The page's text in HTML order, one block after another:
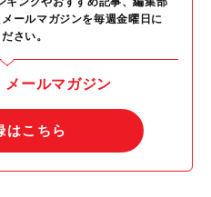
ールマガジンを毎週金曜日に
さい。
メールマガジン
はこちら